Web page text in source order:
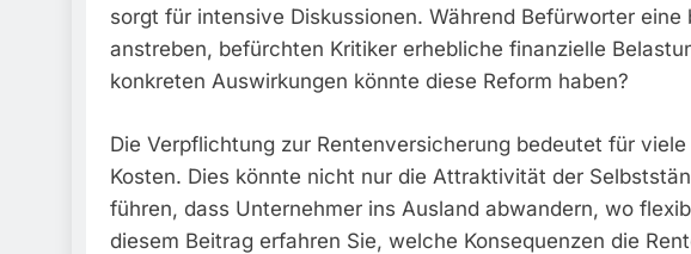
sorgt für intensive Diskussionen. Während Befürworter
anstreben, befürchten Kritiker erhebliche finanzielle
konkreten Auswirkungen könnte diese Reform haben?
Die Verpflichtung zur Rentenversicherung bedeutet für
Kosten. Dies könnte nicht nur die Attraktivität der
führen, dass Unternehmer ins Ausland abwandern, wo
diesem Beitrag erfahren Sie, welche Konsequenzen die